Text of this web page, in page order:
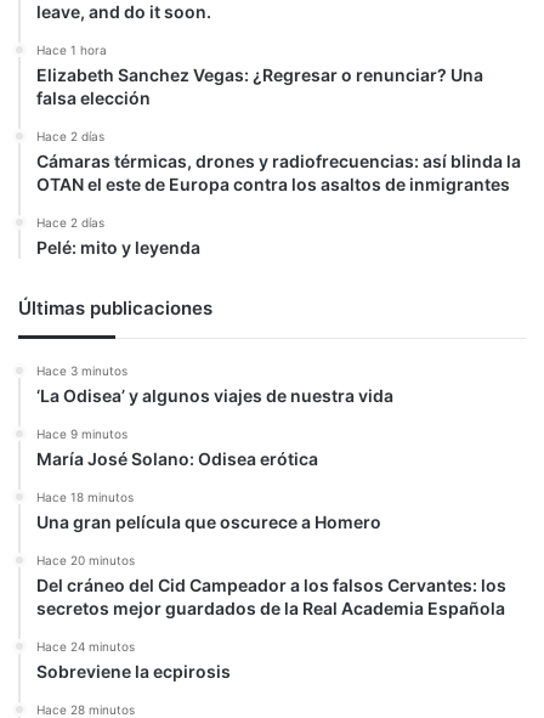
leave, and do it soon.
Hace 1 hora
Elizabeth Sanchez Vegas: ¿Regresar o renunciar? Una
falsa elección
Hace 2 días
Cámaras térmicas, drones y radiofrecuencias: así blinda la
OTAN el este de Europa contra los asaltos de inmigrantes
Hace 2 días
Pelé: mito y leyenda
Últimas publicaciones
Hace 3 minutos
‘La Odisea’ y algunos viajes de nuestra vida
Hace 9 minutos
María José Solano: Odisea erótica
Hace 18 minutos
Una gran película que oscurece a Homero
Hace 20 minutos
Del cráneo del Cid Campeador a los falsos Cervantes: los
secretos mejor guardados de la Real Academia Española
Hace 24 minutos
Sobreviene la ecpirosis
Hace 28 minutos